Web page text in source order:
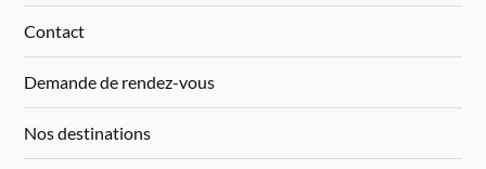
Contact
Demande de rendez-vous
Nos destinations